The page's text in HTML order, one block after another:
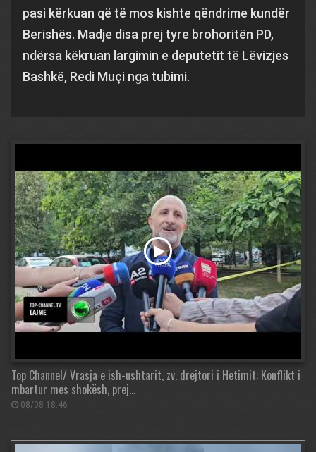
pasi kërkuan që të mos kishte qëndrime kundër
Berishës. Madje disa prej tyre brohoritën PD,
ndërsa këkruan largimin e deputetit të Lëvizjes
Bashkë, Redi Muçi nga tubimi.
Top Channel/ Vrasja e ish-ushtarit, zv. drejtori i Hetimit: Konflikt i
mbartur mes shokësh, prej…
08/08 18:46